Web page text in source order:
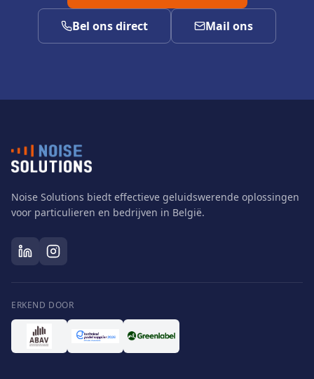
Bel ons direct Mail ons
Noise Solutions biedt effectieve geluidswerende oplossingen
voor particulieren en bedrijven in België.
ERKEND DOOR